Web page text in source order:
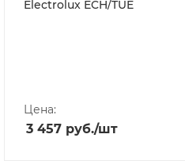
Electrolux ECH/TUE
Цена:
3 457 руб./шт